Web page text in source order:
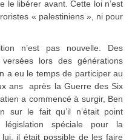
le libérer avant. Cette loi n’est
« palestiniens », ni pour
n’est pas nouvelle. Des
lors des générations
a eu le temps de participer au
ans après la Guerre des Six
a commencé à surgir, Ben
sur le fait qu’il n’était point
spéciale pour la
il était possible de les faire